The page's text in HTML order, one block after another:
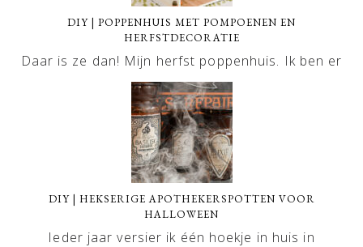
DIY | POPPENHUIS MET POMPOENEN EN
HERFSTDECORATIE
Daar is ze dan! Mijn herfst poppenhuis. Ik ben er
DIY | HEKSERIGE APOTHEKERSPOTTEN VOOR
HALLOWEEN
Ieder jaar versier ik één hoekje in huis in